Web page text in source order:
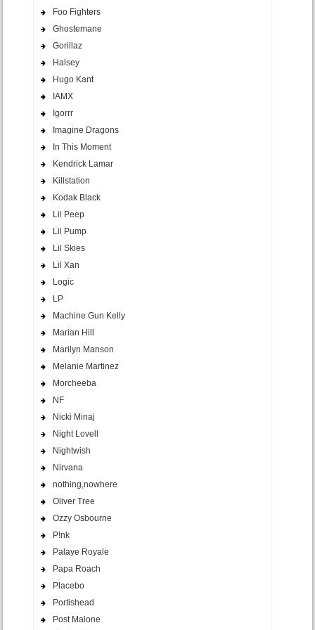
Foo Fighters
Ghostemane
Gorillaz
Halsey
Hugo Kant
IAMX
Igorrr
Imagine Dragons
In This Moment
Kendrick Lamar
Killstation
Kodak Black
Lil Peep
Lil Pump
Lil Skies
Lil Xan
Logic
LP
Machine Gun Kelly
Marian Hill
Marilyn Manson
Melanie Martinez
Morcheeba
NF
Nicki Minaj
Night Lovell
Nightwish
Nirvana
nothing,nowhere
Oliver Tree
Ozzy Osbourne
P!nk
Palaye Royale
Papa Roach
Placebo
Portishead
Post Malone